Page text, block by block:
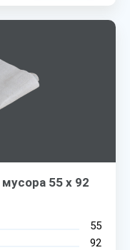
55 х 92
55
92